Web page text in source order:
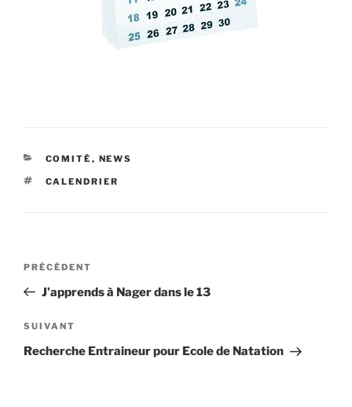
CATÉGORIES
COMITÉ , NEWS
ÉTIQUETTES
CALENDRIER
Navigation
l’article
Article
précédent
PRÉCÉDENT
J’apprends à Nager dans le 13
Article
suivant
SUIVANT
Recherche Entraineur pour Ecole de Natation